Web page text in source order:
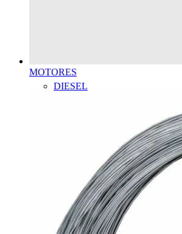
MOTORES
DIESEL